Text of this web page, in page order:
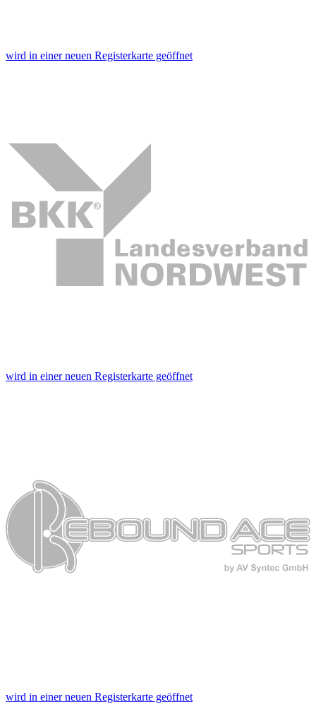
wird in einer neuen Registerkarte geöffnet
wird in einer neuen Registerkarte geöffnet
wird in einer neuen Registerkarte geöffnet